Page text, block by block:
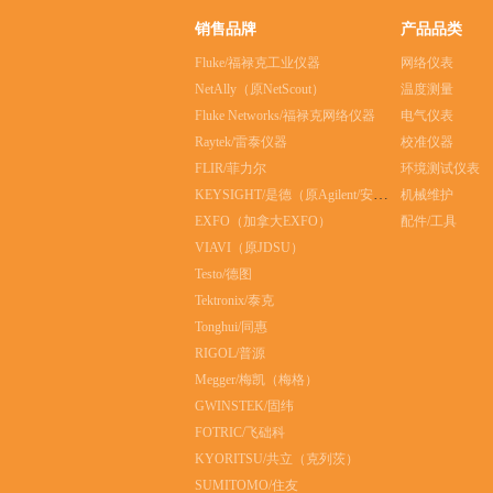
销售品牌
Fluke/福禄克工业仪器
NetAlly（原NetScout）
Fluke Networks/福禄克网络仪器
Raytek/雷泰仪器
FLIR/菲力尔
KEYSIGHT/是德（原Agilent/安捷伦）
EXFO（加拿大EXFO）
VIAVI（原JDSU）
Testo/德图
Tektronix/泰克
Tonghui/同惠
RIGOL/普源
Megger/梅凯（梅格）
GWINSTEK/固纬
FOTRIC/飞础科
KYORITSU/共立（克列茨）
SUMITOMO/住友
产品品类
网络仪表
温度测量
电气仪表
校准仪器
环境测试仪表
机械维护
配件/工具